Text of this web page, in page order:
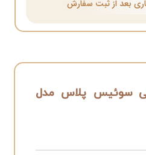
سوئیس پلاس مدل